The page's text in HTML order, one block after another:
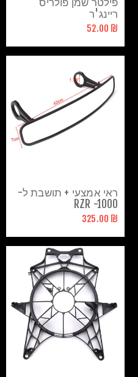
ריינג'ר
₪ 52.00
ראי אמצעי + תושבת ל-
RZR -1000
₪ 325.00